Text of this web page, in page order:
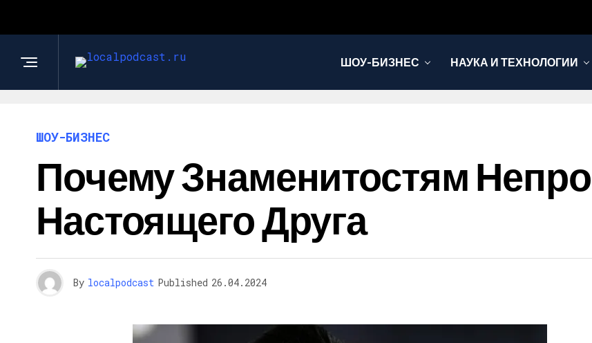
ШОУ-БИЗНЕС НАУКА И ТЕХНОЛОГИИ
ШОУ-БИЗНЕС
Почему Знаменитостям
Настоящего Друга
By localpodcast Published 26.04.2024